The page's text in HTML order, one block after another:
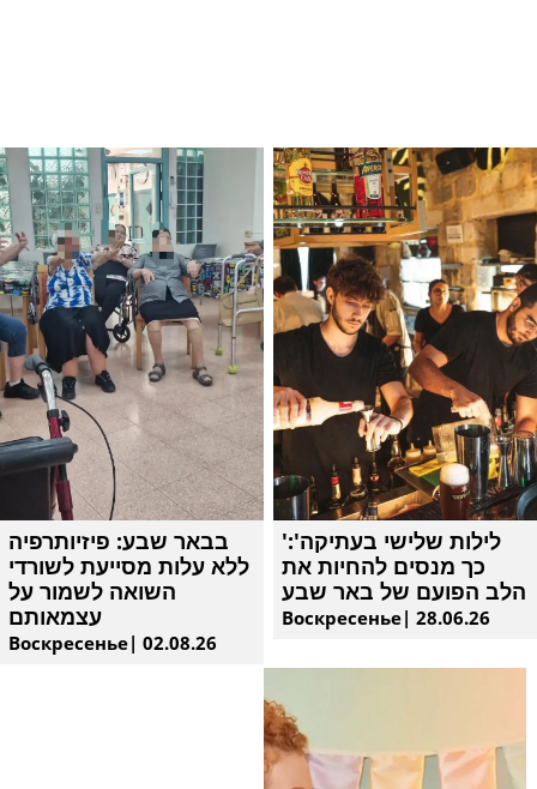
בבאר שבע: פיזיותרפיה
ללא עלות מסייעת לשורדי
השואה לשמור על
עצמאותם
Воскресенье| 02.08.26
'לילות שלישי בעתיקה':
כך מנסים להחיות את
הלב הפועם של באר שבע
Воскресенье| 28.06.26